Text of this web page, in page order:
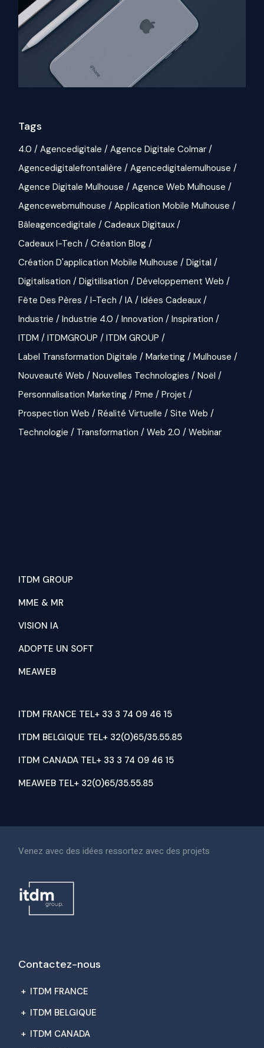
Tags
4.0 Agencedigitale
Agence Digitale Colmar
Agencedigitalefrontalière
Agencedigitalemulhouse
Agence Digitale Mulhouse
Agence Web Mulhouse
Agencewebmulhouse
Application Mobile Mulhouse
Bâleagencedigitale
Cadeaux Digitaux
Cadeaux I-Tech
Création Blog
Création D'application Mobile Mulhouse
Digital
Digitalisation
Digitilisation
Développement Web
Fête Des Pères
I-Tech IA
Idées Cadeaux
Industrie
Industrie 4.0 Innovation
Inspiration
ITDM
ITDMGROUP
ITDM GROUP
Label Transformation Digitale
Marketing
Mulhouse
Nouveauté Web
Nouvelles Technologies
Noël
Personnalisation Marketing
Pme
Projet
Prospection Web
Réalité Virtuelle
Site Web
Technologie
Transformation Web 2.0 Webinar
ITDM GROUP
MME & MR
VISION IA
ADOPTE UN SOFT
MEAWEB
ITDM FRANCE TEL+ 33 3 74 09 46 15
ITDM BELGIQUE TEL+ 32(0)65/35.55.85
ITDM CANADA TEL+ 33 3 74 09 46 15
MEAWEB TEL+ 32(0)65/35.55.85
Venez avec des idées ressortez avec des projets
Contactez-nous
+ ITDM FRANCE
+ ITDM BELGIQUE
+ ITDM CANADA